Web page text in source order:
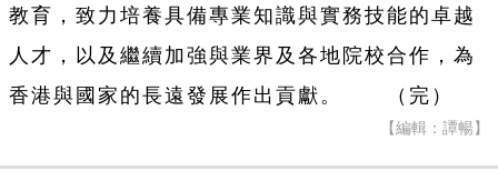
教育，致力培養具備專業知識與實務技能的卓越
人才，以及繼續加強與業界及各地院校合作，為
香港與國家的長遠發展作出貢獻。 （完）
【編輯：譚暢】